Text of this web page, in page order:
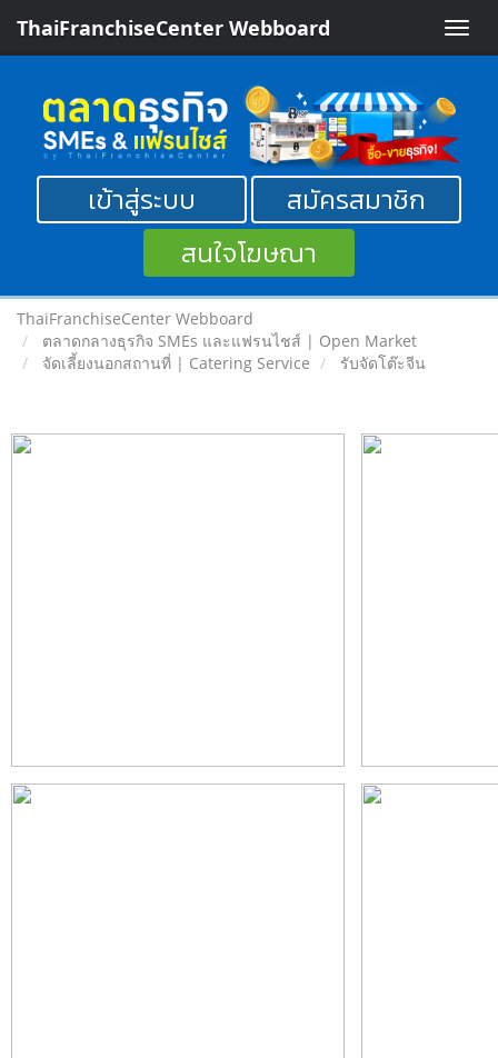
Toggle
ThaiFranchiseCenter Webboard
เข้าสู่ระบบ
สมัครสมาชิก
สนใจโฆษณา
ThaiFranchiseCenter Webboard
ตลาดกลางธุรกิจ SMEs และแฟรนไชส์ | Open Market
จัดเลี้ยงนอกสถานที่ | Catering Service
รับจัดโต๊ะจีน